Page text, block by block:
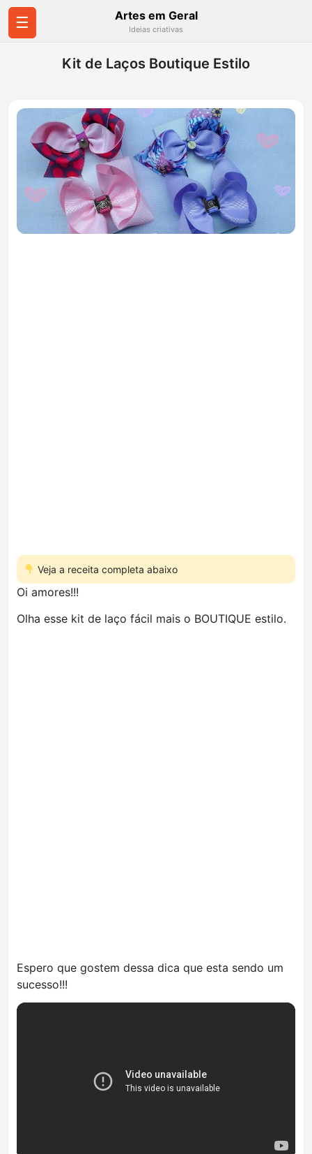
☰ Artes em Geral
Ideias criativas
Kit de Laços Boutique Estilo
Veja a receita completa abaixo
Oi amores!!!
Olha esse kit de laço fácil mais o BOUTIQUE estilo.
Espero que gostem dessa dica que esta sendo um
sucesso!!!